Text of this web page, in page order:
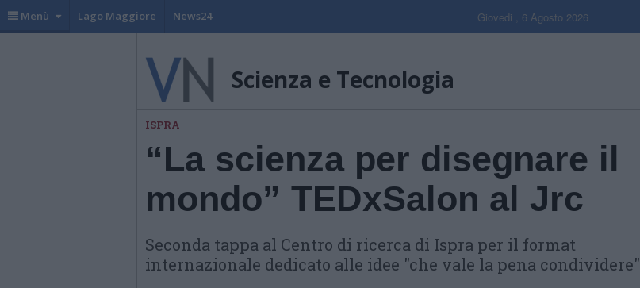
Menù Lago Maggiore News24 Giovedi , 6 Agosto 2026
Scienza e Tecnologia
ISPRA
“La scienza per disegnare il
mondo” TEDxSalon al Jrc
Seconda tappa al Centro di ricerca di Ispra per il format
internazionale dedicato alle idee "che vale la pena condividere"